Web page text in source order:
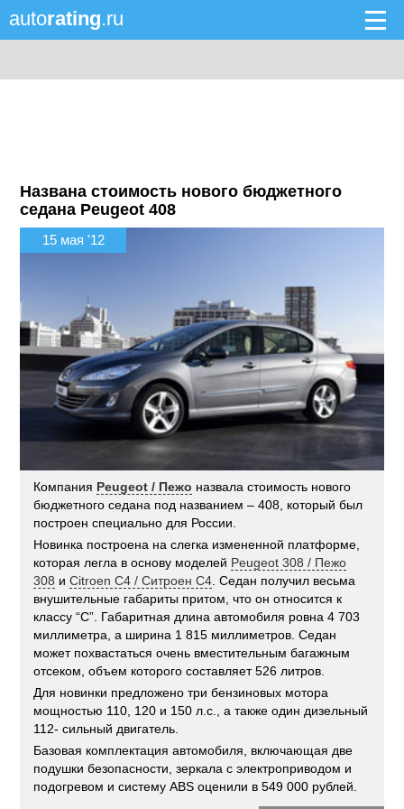
autorating.ru
Названа стоимость нового бюджетного
седана Peugeot 408
15 мая '12
Компания Peugeot / Пежо назвала стоимость нового
бюджетного седана под названием – 408, который был
построен специально для России.
Новинка построена на слегка измененной платформе,
которая легла в основу моделей Peugeot 308 / Пежо
308 иCitroen C4 / Ситроен С4 . Седан получил весьма
внушительные габариты притом, что он относится к
классу “C”. Габаритная длина автомобиля ровна 4 703
миллиметра, а ширина 1 815 миллиметров. Седан
может похвастаться очень вместительным багажным
отсеком, объем которого составляет 526 литров.
Для новинки предложено три бензиновых мотора
мощностью 110, 120 и 150 л.с., а также один дизельный
112- сильный двигатель.
Базовая комплектация автомобиля, включающая две
подушки безопасности, зеркала с электроприводом и
подогревом и систему ABS оценили в 549 000 рублей.